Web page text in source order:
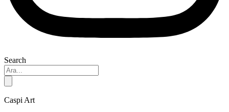
Search
Caspi Art